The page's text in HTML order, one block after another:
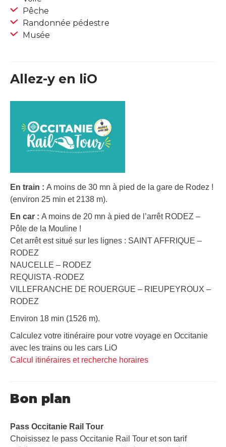
Pêche
Randonnée pédestre
Musée
Allez-y en liO
En train : A moins de 30 mn à pied de la gare de Rodez !
(environ 25 min et 2138 m).
En car : A moins de 20 mn à pied de l’arrêt RODEZ –
Pôle de la Mouline !
Cet arrêt est situé sur les lignes : SAINT AFFRIQUE –
RODEZ
NAUCELLE – RODEZ
REQUISTA -RODEZ
VILLEFRANCHE DE ROUERGUE – RIEUPEYROUX –
RODEZ
Environ 18 min (1526 m).
Calculez votre itinéraire pour votre voyage en Occitanie
avec les trains ou les cars LiO
Calcul itinéraires et recherche horaires
Bon plan
Pass Occitanie Rail Tour​
Choisissez le pass Occitanie Rail Tour et son tarif